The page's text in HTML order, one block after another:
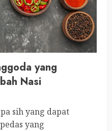
yang
Nasi
sih yang dapat
yang